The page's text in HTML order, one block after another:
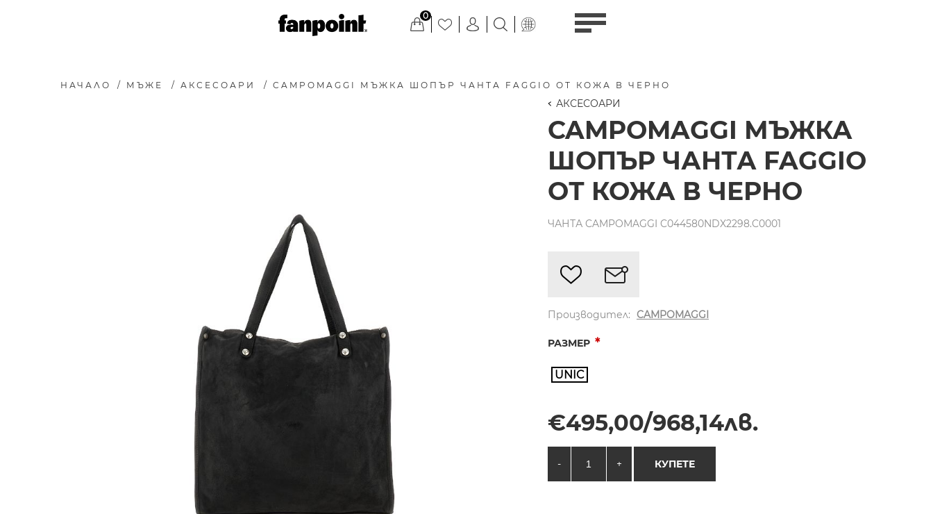
0
НАЧАЛО / МЪЖЕ / АКСЕСОАРИ / CAMPOMAGGI МЪЖКА ШОПЪР ЧАНТА FAGGIO ОТ КОЖА В ЧЕРНО
АКСЕСОАРИ
CAMPOMAGGI МЪЖКА
ШОПЪР ЧАНТА FAGGIO
ОТ КОЖА В ЧЕРНО
ЧАНТА CAMPOMAGGI C044580NDX2298.C0001
Производител: CAMPOMAGGI
РАЗМЕР *
UNIC
€495,00/968,14лв.
- + КУПЕТЕ